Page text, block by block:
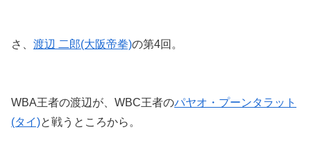
さ、 渡辺 二郎(大阪帝拳)の第4回。
WBA王者の渡辺が、WBC王者のパヤオ・プーンタラット
(タイ)と戦うところから。